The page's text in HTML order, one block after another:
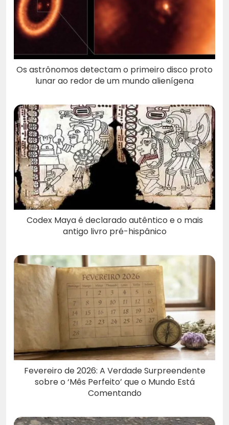
Os astrônomos detectam o primeiro disco proto
lunar ao redor de um mundo alienígena
Codex Maya é declarado autêntico e o mais
antigo livro pré-hispânico
Fevereiro de 2026: A Verdade Surpreendente
sobre o ‘Mês Perfeito’ que o Mundo Está
Comentando